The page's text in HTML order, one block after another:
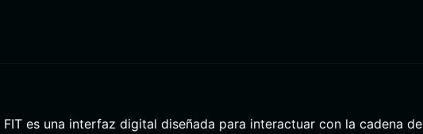
es una interfaz digital diseñada para interactuar con la cadena de